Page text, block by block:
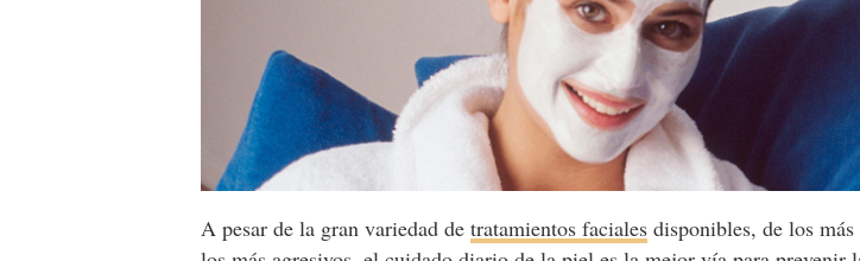
A pesar de la gran variedad detratamientos faciales disponibles, de los más